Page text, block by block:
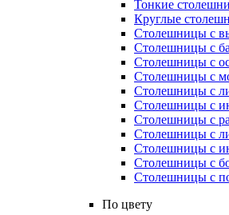
Тонкие
Круглые
Столешницы с
Столешницы с
Столешницы с
Столешницы с
Столешницы с
Столешницы с
Столешницы с
Столешницы с
Столешницы с
Столешницы с
Столешницы с
По цвету